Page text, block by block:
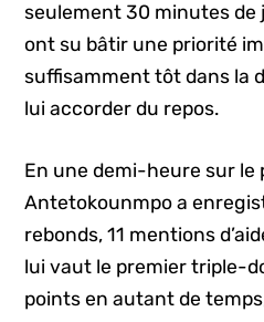
seulement 30 minutes de
ont su bâtir une priorité
suffisamment tôt dans la
lui accorder du repos.
En une demi-heure sur le
Antetokounmpo a
rebonds, 11 mentions
lui vaut le premier triple-
points en autant de